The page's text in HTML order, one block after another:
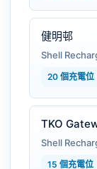
健明邨
Shell
20 個充電位
TKO
Shell
15 個充電位